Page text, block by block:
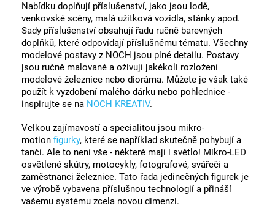
Nabídku doplňují příslušenství, jako jsou lodě,
venkovské scény, malá užitková vozidla, stánky apod.
Sady příslušenství obsahují řadu ručně barevných
doplňků, které odpovídají příslušnému tématu. Všechny
modelové postavy z NOCH jsou plné detailu. Postavy
jsou ručně malované a oživují jakékoli rozložení
modelové železnice nebo dioráma. Můžete je však také
použít k vyzdobení malého dárku nebo pohlednice -
inspirujte se na NOCH KREATIV.
Velkou zajímavostí a specialitou jsou mikro-
motion figurky, které se například skutečně pohybují a
tančí. Ale to není vše - některé mají i světlo! Mikro-LED
osvětlené skútry, motocykly, fotografové, svářeči a
zaměstnanci železnice. Tato řada jedinečných figurek je
ve výrobě vybavena příslušnou technologií a přináší
vašemu systému zcela novou dimenzi.